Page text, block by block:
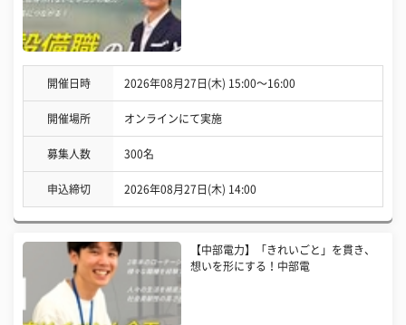
開催日時 2026年08月27日(木) 15:00〜16:00
開催場所 オンラインにて実施
募集人数 300名
申込締切 2026年08月27日(木) 14:00
【中部電力】「きれいごと」を貫き、
想いを形にする！中部電